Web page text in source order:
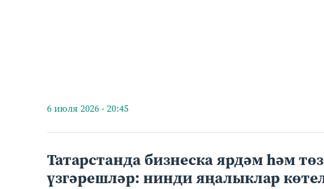
6 июля 2026 - 20:45
Татарстанда бизнеска ярдәм һәм
үзгәрешләр: нинди яңалыклар